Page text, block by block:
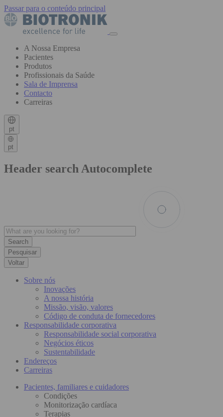
Passar para o conteúdo principal
A Nossa Empresa
Pacientes
Produtos
Profissionais da Saúde
Sala de Imprensa
Contacto
Carreiras
pt
pt
Header search Autocomplete
Pesquisar
Voltar
Sobre nós
Inovações
A nossa história
Missão, visão, valores
Código de conduta de fornecedores
Responsabilidade corporativa
Responsabilidade social corporativa
Negócios éticos
Sustentabilidade
Endereços
Carreiras
Pacientes, familiares e cuidadores
Condições
Monitorização cardíaca
Terapias